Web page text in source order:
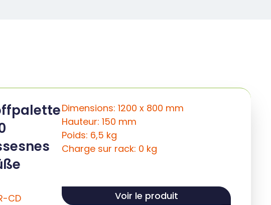
CD
Dimensions: 1200 x 800 mm
Hauteur: 150 mm
Poids: 6,5 kg
Charge sur rack: 0 kg
Voir le produit